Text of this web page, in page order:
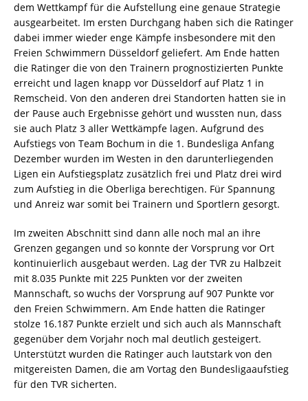
dem Wettkampf für die Aufstellung eine genaue Strategie
ausgearbeitet. Im ersten Durchgang haben sich die Ratinger
dabei immer wieder enge Kämpfe insbesondere mit den
Freien Schwimmern Düsseldorf geliefert. Am Ende hatten
die Ratinger die von den Trainern prognostizierten Punkte
erreicht und lagen knapp vor Düsseldorf auf Platz 1 in
Remscheid. Von den anderen drei Standorten hatten sie in
der Pause auch Ergebnisse gehört und wussten nun, dass
sie auch Platz 3 aller Wettkämpfe lagen. Aufgrund des
Aufstiegs von Team Bochum in die 1. Bundesliga Anfang
Dezember wurden im Westen in den darunterliegenden
Ligen ein Aufstiegsplatz zusätzlich frei und Platz drei wird
zum Aufstieg in die Oberliga berechtigen. Für Spannung
und Anreiz war somit bei Trainern und Sportlern gesorgt.
Im zweiten Abschnitt sind dann alle noch mal an ihre
Grenzen gegangen und so konnte der Vorsprung vor Ort
kontinuierlich ausgebaut werden. Lag der TVR zu Halbzeit
mit 8.035 Punkte mit 225 Punkten vor der zweiten
Mannschaft, so wuchs der Vorsprung auf 907 Punkte vor
den Freien Schwimmern. Am Ende hatten die Ratinger
stolze 16.187 Punkte erzielt und sich auch als Mannschaft
gegenüber dem Vorjahr noch mal deutlich gesteigert.
Unterstützt wurden die Ratinger auch lautstark von den
mitgereisten Damen, die am Vortag den Bundesligaaufstieg
für den TVR sicherten.